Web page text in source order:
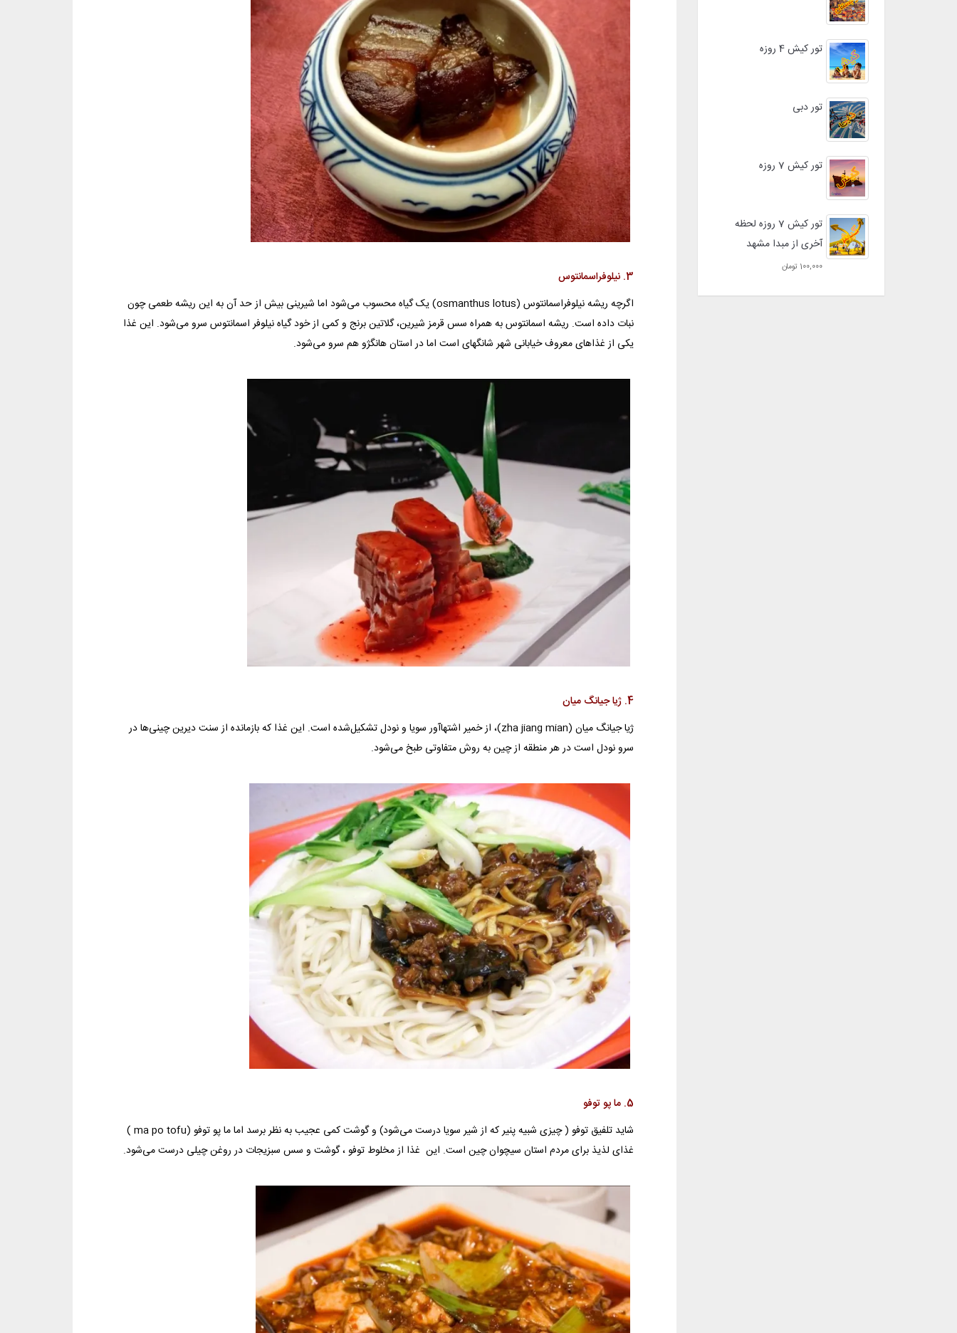
تور کیش 4 روزه
تور دبی
تور کیش 7 روزه
تور کیش 7 روزه لحظه
آخری از مبدا مشهد
100,000 تومان
3. نیلوفراسمانتوس
اگرچه ریشه نیلوفراسمانتوس (osmanthus lotus) یک گیاه محسوب می‌شود اما شیرینی بیش از حد آن به این ریشه طعمی چون
نبات داده است. ریشه اسمانتوس به همراه سس قرمز شیرین، گلاتین برنج و کمی از خود گیاه نیلوفر اسمانتوس سرو می‌شود. این غذا
یکی از غذاهای معروف خیابانی شهر شانگهای است اما در استان هانگژو هم سرو می‌شود.
4. ژیا جیانگ میان
ژیا جیانگ میان (zha jiang mian)، از خمیر اشتهاآور سویا و نودل تشکیل‌شده است. این غذا که بازمانده از سنت دیرین چینی‌ها در
سرو نودل است در هر منطقه از چین به روش متفاوتی طبخ می‌شود.
5. ما پو توفو
شاید تلفیق توفو ( چیزی شبیه پنیر که از شیر سویا درست می‌شود) و گوشت کمی عجیب به نظر برسد اما ما پو توفو (ma po tofu )
غذای لذیذ برای مردم استان سیچوان چین است. این غذا از مخلوط توفو ، گوشت و سس سبزیجات در روغن چیلی درست می‌شود.